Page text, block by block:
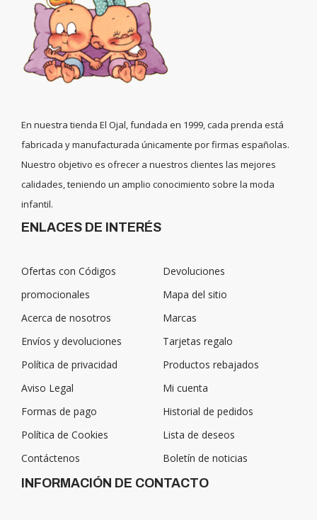
En nuestra tienda El Ojal, fundada en 1999, cada prenda está
fabricada y manufacturada únicamente por firmas españolas.
Nuestro objetivo es ofrecer a nuestros clientes las mejores
calidades, teniendo un amplio conocimiento sobre la moda
infantil.
ENLACES DE INTERÉS
Ofertas con Códigos
promocionales
Acerca de nosotros
Envíos y devoluciones
Política de privacidad
Aviso Legal
Formas de pago
Política de Cookies
Contáctenos
Devoluciones
Mapa del sitio
Marcas
Tarjetas regalo
Productos rebajados
Mi cuenta
Historial de pedidos
Lista de deseos
Boletín de noticias
INFORMACIÓN DE CONTACTO